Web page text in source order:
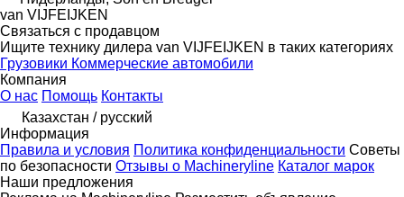
van VIJFEIJKEN
Связаться с продавцом
Ищите технику дилера van VIJFEIJKEN в таких категориях
Грузовики Коммерческие автомобили
Компания
О нас Помощь Контакты
Казахстан / русский
Информация
Правила и условия Политика конфиденциальности Советы
по безопасности Отзывы о Machineryline Каталог марок
Наши предложения